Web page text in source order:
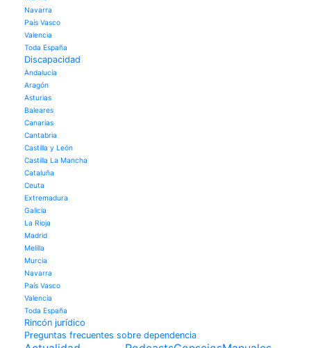
Navarra
País Vasco
Valencia
Toda España
Discapacidad
Andalucía
Aragón
Asturias
Baleares
Canarias
Cantabria
Castilla y León
Castilla La Mancha
Cataluña
Ceuta
Extremadura
Galicia
La Rioja
Madrid
Melilla
Murcia
Navarra
País Vasco
Valencia
Toda España
Rincón jurídico
Preguntas frecuentes sobre dependencia